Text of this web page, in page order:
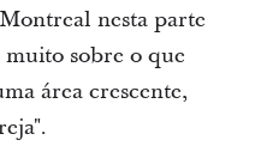
nesta parte
sobre o que
área crescente,